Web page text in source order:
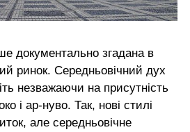
документально згадана в
ринок. Середньовічний дух
незважаючи на присутність
і ар-нуво. Так, нові стилі
але середньовічне